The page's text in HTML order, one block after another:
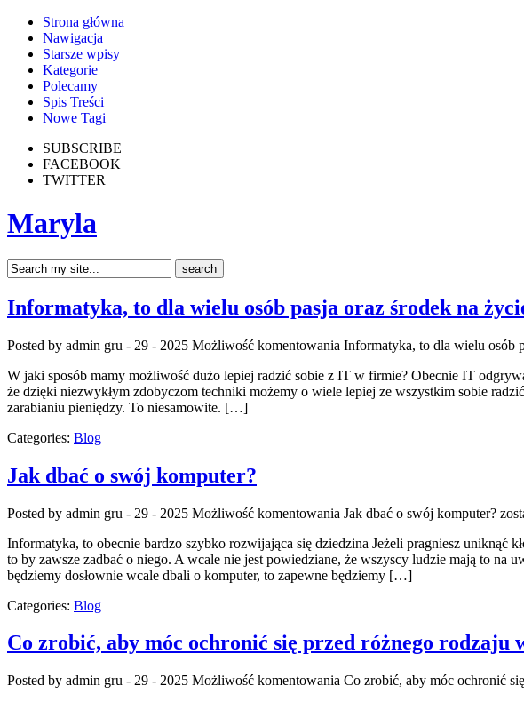
Strona główna
Nawigacja
Starsze wpisy
Kategorie
Polecamy
Spis Treści
Nowe Tagi
SUBSCRIBE
FACEBOOK
TWITTER
Maryla
Informatyka, to dla wielu osób pasja oraz środek na
Posted by admin gru - 29 - 2025 Możliwość komentowania Informatyka, to dla wielu osób
W jaki sposób mamy możliwość dużo lepiej radzić sobie z IT w firmie? Obecnie IT
że dzięki niezwykłym zdobyczom techniki możemy o wiele lepiej ze wszystkim sobie
zarabianiu pieniędzy. To niesamowite. […]
Categories: Blog
Jak dbać o swój komputer?
Posted by admin gru - 29 - 2025 Możliwość komentowania Jak dbać o swój komputer?
Informatyka, to obecnie bardzo szybko rozwijająca się dziedzina Jeżeli pragniesz uniknąć
to by zawsze zadbać o niego. A wcale nie jest powiedziane, że wszyscy ludzie mają to na
będziemy dosłownie wcale dbali o komputer, to zapewne będziemy […]
Categories: Blog
Co zrobić, aby móc ochronić się przed różnego rodzaju
Posted by admin gru - 29 - 2025 Możliwość komentowania Co zrobić, aby móc ochronić